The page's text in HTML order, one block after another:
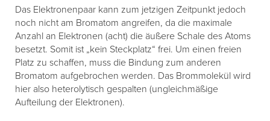
Das Elektronenpaar kann zum jetzigen Zeitpunkt jedoch
noch nicht am Bromatom angreifen, da die maximale
Anzahl an Elektronen (acht) die äußere Schale des Atoms
besetzt. Somit ist „kein Steckplatz“ frei. Um einen freien
Platz zu schaffen, muss die Bindung zum anderen
Bromatom aufgebrochen werden. Das Brommolekül wird
hier also heterolytisch gespalten (ungleichmäßige
Aufteilung der Elektronen).